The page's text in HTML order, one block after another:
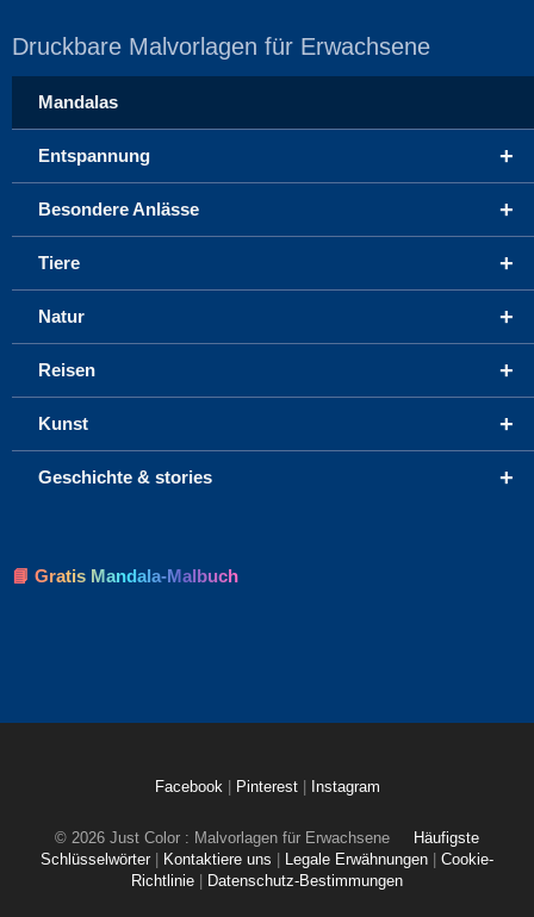
Druckbare Malvorlagen für Erwachsene
Mandalas
+
Entspannung
+
Besondere Anlässe
+
Tiere
+
Natur
+
Reisen
+
Kunst
+
Geschichte & stories
📘 Gratis Mandala-Malbuch
Facebook Pinterest Instagram
© 2026 Just Color : Malvorlagen für Erwachsene
Häufigste
Schlüsselwörter
Kontaktiere uns Legale Erwähnungen
Cookie-
Richtlinie
Datenschutz-Bestimmungen